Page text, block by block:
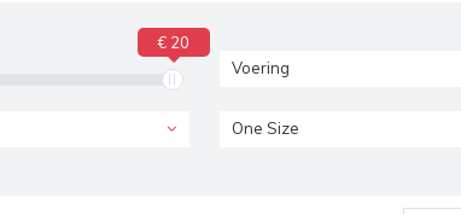
€ 20
Voering
One Size